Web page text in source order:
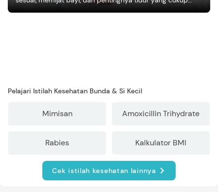
bagi pertumbuhan bayi.
Pelajari Istilah Kesehatan Bunda & Si Kecil
Mimisan Amoxicillin Trihydrate
Rabies Kalkulator BMI
Cek istilah kesehatan lainnya